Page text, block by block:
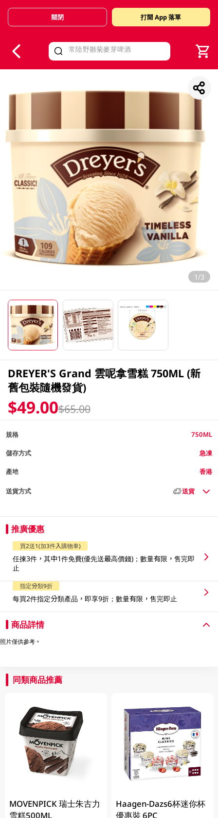
Valid Until 30 June 2026
關閉 打開 App 落單
1/3
DREYER'S Grand 雲呢拿雪糕 750ML (新
舊包裝隨機發貨)
$49.00$65.00
規格 750ML
儲存方式 急凍
產地 香港
送貨方式 送貨
推廣優惠
買2送1(加3件入購物車)
任揀3件，其中1件免費(優先送最高價錢)；數量有限，售完即
止
指定分類9折
每買2件指定分類產品，即享9折；數量有限，售完即止
商品詳情
照片僅供參考。
同類商品推薦
MOVENPICK 瑞士朱古力
雪糕500ML
Haagen-Dazs6杯迷你杯
優惠裝 6PC